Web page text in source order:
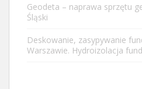
Geodeta – naprawa sprzętu
Śląski
Deskowanie, zasypywanie
Warszawie. Hydroizolacja